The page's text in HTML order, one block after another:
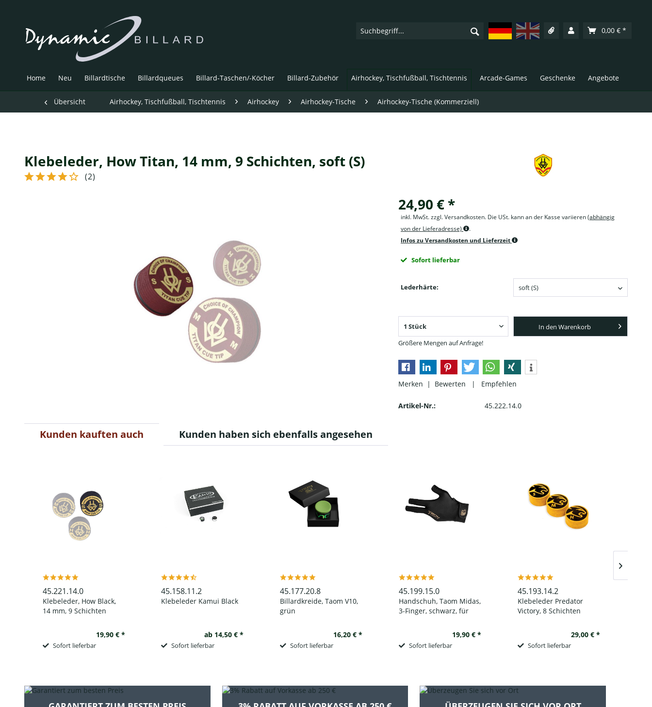
DeutschEnglish 0,00 € *
Home Neu Billardtische Billardqueues Billard-Taschen/-Köcher Billard-Zubehör Airhockey, Tischfußball, Tischtennis Arcade-Games Geschenke Angebote
Übersicht Airhockey, Tischfußball, Tischtennis Airhockey Airhockey-Tische Airhockey-Tische (Kommerziell)
Klebeleder, How Titan, 14 mm, 9 Schichten, soft (S)
(2)
24,90 € *
inkl. MwSt. zzgl. Versandkosten. Die USt. kann an der Kasse variieren(abhängig
von der Lieferadresse)
.
Infos zu Versandkosten und Lieferzeit
Sofort lieferbar
Lederhärte:
Größere Mengen auf Anfrage!
In den Warenkorb
Merken | Bewerten | Empfehlen
Artikel-Nr.: 45.222.14.0
Kunden kauften auch Kunden haben sich ebenfalls angesehen
45.221.14.0
Klebeleder, How Black,
14 mm, 9 Schichten
19,90 € *
Sofort lieferbar
45.158.11.2
Klebeleder Kamui Black
ab 14,50 € *
Sofort lieferbar
45.177.20.8
Billardkreide, Taom V10,
grün
16,20 € *
Sofort lieferbar
45.199.15.0
Handschuh, Taom Midas,
3-Finger, schwarz, für
19,90 € *
Sofort lieferbar
45.193.14.2
Klebeleder Predator
Victory, 8 Schichten
29,00 € *
Sofort lieferbar